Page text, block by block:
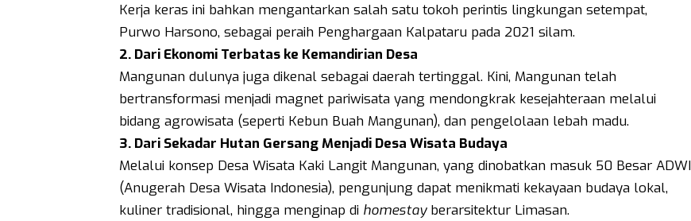
Kerja keras ini bahkan mengantarkan salah satu tokoh perintis lingkungan setempat,
Purwo Harsono, sebagai peraih Penghargaan Kalpataru pada 2021 silam.
2. Dari Ekonomi Terbatas ke Kemandirian Desa
Mangunan dulunya juga dikenal sebagai daerah tertinggal. Kini, Mangunan telah
bertransformasi menjadi magnet pariwisata yang mendongkrak kesejahteraan melalui
bidang agrowisata (seperti Kebun Buah Mangunan), dan pengelolaan lebah madu.
3. Dari Sekadar Hutan Gersang Menjadi Desa Wisata Budaya
Melalui konsep Desa Wisata Kaki Langit Mangunan, yang dinobatkan masuk 50 Besar ADWI
(Anugerah Desa Wisata Indonesia), pengunjung dapat menikmati kekayaan budaya lokal,
kuliner tradisional, hingga menginap di homestayberarsitektur Limasan.